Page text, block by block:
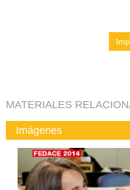
MATERIALES
Imágenes